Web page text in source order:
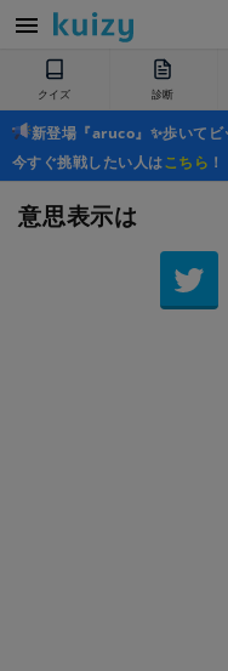
クイズ 診断
新登場『aruco』✨歩いてビ
今すぐ挑戦したい人はこちら ！
意思表示は